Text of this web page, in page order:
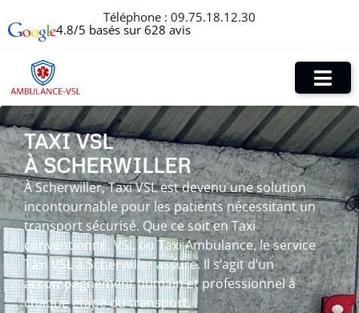
Téléphone : 09.75.18.12.30
4.8/5 basés sur 628 avis
TAXI VSL
À SCHERWILLER
À Scherwiller, Taxi VSL est devenu une solution
incontournable pour les patients nécessitant un
transport sécurisé. Que ce soit en Taxi
conventionné, VSL ou Taxi Ambulance, le service
Taxi VSL à Scherwiller assure. Il s’agit d’un
accompagnement humain et professionnel à
chaque étape du transport.